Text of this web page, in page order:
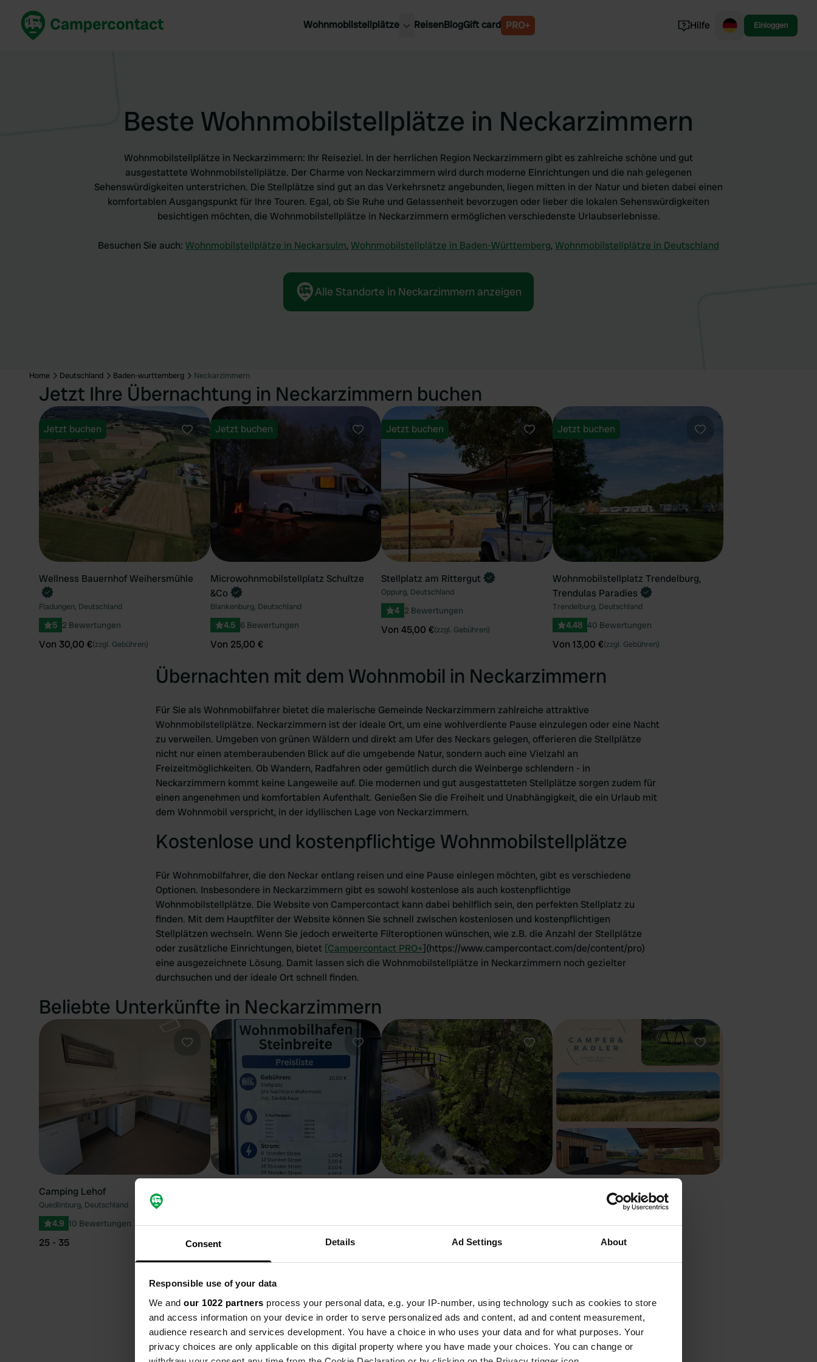
Consent Details Ad Settings About
Responsible use of your data
We and our 1022 partners process your personal data, e.g. your IP-number, using technology such as cookies to store
and access information on your device in order to serve personalized ads and content, ad and content measurement,
audience research and services development. You have a choice in who uses your data and for what purposes. Your
privacy choices are only applicable on this digital property where you have made your choices. You can change or
Wohnmobilstellplätze
Frankreich
Alle ansehen...
Italien
Spanien
Schweden
Slowenien
ReisenBlogGift card PRO+ Hilfe Einloggen
Beste Wohnmobilstellplätze in Neckarzimmern
Wohnmobilstellplätze in Neckarzimmern: Ihr Reiseziel. In der herrlichen Region Neckarzimmern gibt es zahlreiche schöne und gut
ausgestattete Wohnmobilstellplätze. Der Charme von Neckarzimmern wird durch moderne Einrichtungen und die nah gelegenen
Sehenswürdigkeiten unterstrichen. Die Stellplätze sind gut an das Verkehrsnetz angebunden, liegen mitten in der Natur und bieten dabei einen
komfortablen Ausgangspunkt für Ihre Touren. Egal, ob Sie Ruhe und Gelassenheit bevorzugen oder lieber die lokalen Sehenswürdigkeiten
besichtigen möchten, die Wohnmobilstellplätze in Neckarzimmern ermöglichen verschiedenste Urlaubserlebnisse.
Besuchen Sie auch: Wohnmobilstellplätze in Neckarsulm, Wohnmobilstellplätze in Baden-Württemberg, Wohnmobilstellplätze in Deutschland
Alle Standorte in Neckarzimmern anzeigen
Home Deutschland Baden-wurttemberg Neckarzimmern
Jetzt Ihre Übernachtung in Neckarzimmern buchen
Favorit
Jetzt buchen
Wellness Bauernhof Weihersmühle
Fladungen, Deutschland
5 2 Bewertungen
Von 30,00 €(zzgl. Gebühren)
Favorit
Jetzt buchen
Microwohnmobilstellplatz Schultze
&Co
Blankenburg, Deutschland
4.5 6 Bewertungen
Von 25,00 €
Favorit
Jetzt buchen
Stellplatz am Rittergut
Oppurg, Deutschland
4 2 Bewertungen
Von 45,00 €(zzgl. Gebühren)
Jetzt buchen
Wohnmobilstellplatz Trendelburg,
Trendulas Paradies
Trendelburg, Deutschland
4.48 40 Bewertungen
Von 13,00 €(zzgl. Gebühren)
Übernachten mit dem Wohnmobil in Neckarzimmern
Für Sie als Wohnmobilfahrer bietet die malerische Gemeinde Neckarzimmern zahlreiche attraktive
Wohnmobilstellplätze. Neckarzimmern ist der ideale Ort, um eine wohlverdiente Pause einzulegen oder eine Nacht
zu verweilen. Umgeben von grünen Wäldern und direkt am Ufer des Neckars gelegen, offerieren die Stellplätze
nicht nur einen atemberaubenden Blick auf die umgebende Natur, sondern auch eine Vielzahl an
Freizeitmöglichkeiten. Ob Wandern, Radfahren oder gemütlich durch die Weinberge schlendern - in
Neckarzimmern kommt keine Langeweile auf. Die modernen und gut ausgestatteten Stellplätze sorgen zudem für
einen angenehmen und komfortablen Aufenthalt. Genießen Sie die Freiheit und Unabhängigkeit, die ein Urlaub mit
dem Wohnmobil verspricht, in der idyllischen Lage von Neckarzimmern.
Kostenlose und kostenpflichtige Wohnmobilstellplätze
Für Wohnmobilfahrer, die den Neckar entlang reisen und eine Pause einlegen möchten, gibt es verschiedene
Optionen. Insbesondere in Neckarzimmern gibt es sowohl kostenlose als auch kostenpflichtige
Wohnmobilstellplätze. Die Website von Campercontact kann dabei behilflich sein, den perfekten Stellplatz zu
finden. Mit dem Hauptfilter der Website können Sie schnell zwischen kostenlosen und kostenpflichtigen
Stellplätzen wechseln. Wenn Sie jedoch erweiterte Filteroptionen wünschen, wie z.B. die Anzahl der Stellplätze
oder zusätzliche Einrichtungen, bietet [Campercontact PRO+](https://www.campercontact.com/de/content/pro)
eine ausgezeichnete Lösung. Damit lassen sich die Wohnmobilstellplätze in Neckarzimmern noch gezielter
durchsuchen und der ideale Ort schnell finden.
Beliebte Unterkünfte in Neckarzimmern
Favorit
Camping Lehof
Quedlinburg, Deutschland
4.9 10 Bewertungen
25 - 35
Favorit
4.52 67 Bewertungen
15 - 25
Favorit
4.58 12 Bewertungen
Favorit
Stellplatz Am Gartenberg
Ostramondra, Deutschland
4.93 14 Bewertungen
Beste Jahreszeit um Neckarzimmern mit dem Wohnmobil
zu besuchen
Die ideale Zeit, um die Wohnmobilstellplätze Neckarzimmern zu entdecken, hängt stark von Ihren persönlichen
Vorlieben ab. Liebhaber von milden Temperaturen und Frühlingsblüten werden den Zeitraum von April bis Juni